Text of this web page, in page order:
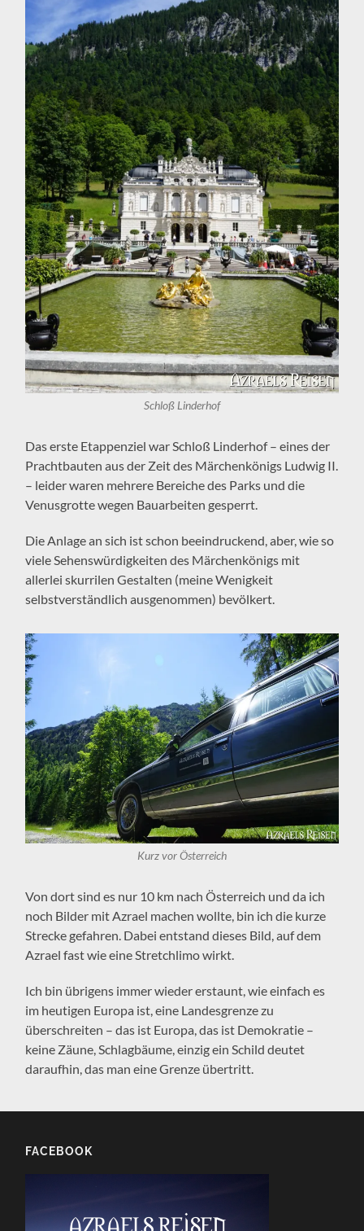
Schloß Linderhof
Das erste Etappenziel war Schloß Linderhof – eines der
Prachtbauten aus der Zeit des Märchenkönigs Ludwig II.
– leider waren mehrere Bereiche des Parks und die
Venusgrotte wegen Bauarbeiten gesperrt.
Die Anlage an sich ist schon beeindruckend, aber, wie so
viele Sehenswürdigkeiten des Märchenkönigs mit
allerlei skurrilen Gestalten (meine Wenigkeit
selbstverständlich ausgenommen) bevölkert.
Kurz vor Österreich
Von dort sind es nur 10 km nach Österreich und da ich
noch Bilder mit Azrael machen wollte, bin ich die kurze
Strecke gefahren. Dabei entstand dieses Bild, auf dem
Azrael fast wie eine Stretchlimo wirkt.
Ich bin übrigens immer wieder erstaunt, wie einfach es
im heutigen Europa ist, eine Landesgrenze zu
überschreiten – das ist Europa, das ist Demokratie –
keine Zäune, Schlagbäume, einzig ein Schild deutet
daraufhin, das man eine Grenze übertritt.
FACEBOOK